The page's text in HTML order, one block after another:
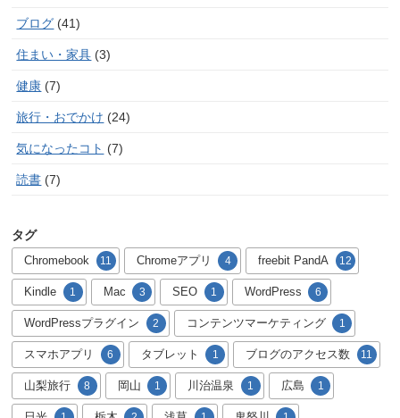
ブログ (41)
住まい・家具 (3)
健康 (7)
旅行・おでかけ (24)
気になったコト (7)
読書 (7)
タグ
Chromebook 11 Chromeアプリ 4 freebit PandA 12
Kindle 1 Mac 3 SEO 1 WordPress 6
WordPressプラグイン 2 コンテンツマーケティング 1
スマホアプリ 6 タブレット 1 ブログのアクセス数 11
山梨旅行 8 岡山 1 川治温泉 1 広島 1